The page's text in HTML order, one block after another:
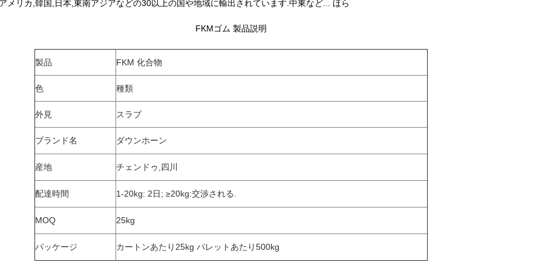
メリカ,韓国,日本,東南アジアなどの30以上の国や地域に輸出されています.中東など... ほら
FKMゴム 製品説明
製品 FKM 化合物
色 種類
外見 スラブ
ブランド名 ダウンホーン
産地 チェンドゥ,四川
配達時間 1-20kg: 2日; ≥20kg:交渉される.
MOQ 25kg
パッケージ カートンあたり25kg パレットあたり500kg